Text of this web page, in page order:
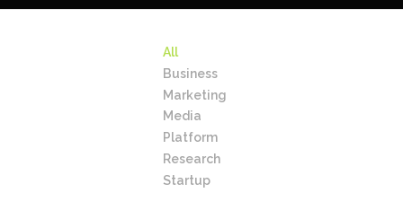
All
Business
Marketing
Media
Platform
Research
Startup